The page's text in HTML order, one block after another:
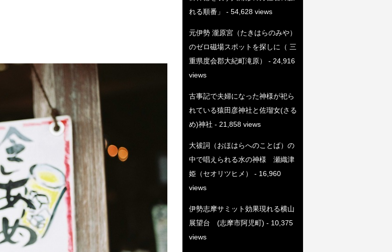
れる順番」
- 54,628 views
元伊勢 瀧原宮（たきはらのみや）
のゼロ磁場スポットを探しに（ 三
重県度会郡大紀町滝原）
- 24,916
views
古事記で夫婦になった神様が祀ら
れている猿田彦神社と佐瑠女(さる
め)神社 - 21,858 views
大祓詞（おほはらへのことば）の
中で唱えられる水の神様 瀬織津
姫（セオリツヒメ）
- 16,960
views
伊勢志摩サミット効果現れる横山
展望台 (志摩市阿児町) - 10,375
views